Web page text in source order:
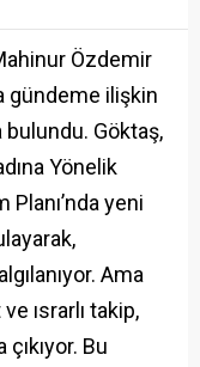
Özdemir
gündeme ilişkin
bulundu. Göktaş,
Yönelik
yeni
Ama
ısrarlı takip,
Bu